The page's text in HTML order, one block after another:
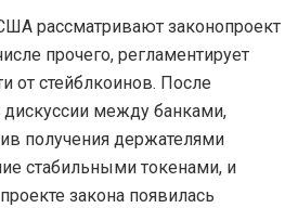
рассматривают законопроект
прочего, регламентирует
от стейблкоинов. После
между банками,
получения держателями
стабильными токенами, и
закона появилась